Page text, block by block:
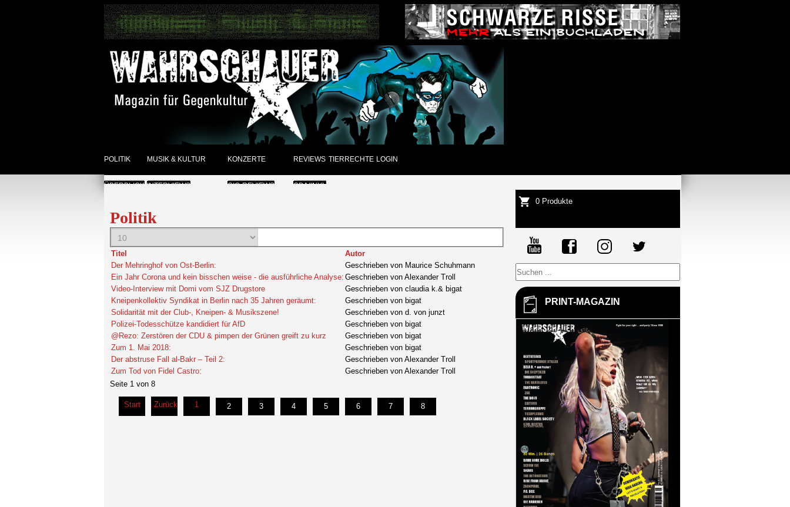
POLITIK
ÜBERBLICK
MUSIK & KULTUR
INTERVIEWS
KONZERTE
GIG-REVIEWS
REVIEWS
CD/VINYL
TIERRECHTE LOGIN
Politik
Titel
Autor
Der Mehringhof von Ost-Berlin:
Geschrieben von Maurice Schuhmann
Ein Jahr Corona und kein bisschen weise - die ausführliche Analyse: Geschrieben von Alexander Troll
Video-Interview mit Domi vom SJZ Drugstore
Geschrieben von claudia k.& bigat
Kneipenkollektiv Syndikat in Berlin nach 35 Jahren geräumt:
Geschrieben von bigat
Solidarität mit der Club-, Kneipen- & Musikszene!
Geschrieben von d. von junzt
Polizei-Todesschütze kandidiert für AfD
Geschrieben von bigat
@Rezo: Zerstören der CDU & pimpen der Grünen greift zu kurz
Geschrieben von bigat
Zum 1. Mai 2018:
Geschrieben von bigat
Der abstruse Fall al-Bakr – Teil 2:
Geschrieben von Alexander Troll
Zum Tod von Fidel Castro:
Geschrieben von Alexander Troll
Seite 1 von 8
Start Zurück 1 2 3 4 5 6 7 8
0 Produkte
PRINT-MAGAZIN